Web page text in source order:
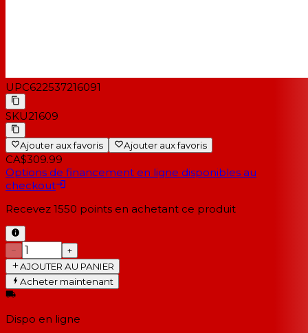
UPC622537216091
SKU21609
Ajouter aux favoris Ajouter aux favoris
CA$309.99
Options de financement en ligne disponibles au
checkout
Recevez 1550 points en achetant ce produit
−
+
AJOUTER AU PANIER
Acheter maintenant
Dispo en ligne